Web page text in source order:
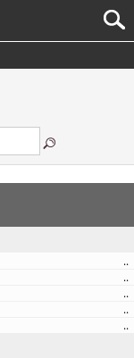
..
..
..
..
..